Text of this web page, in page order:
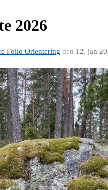
2026
Follo Orientering den 12. jan